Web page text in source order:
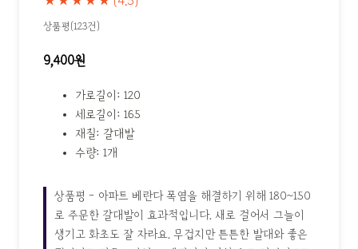
상품평(123건)
9,400원
가로길이: 120
세로길이: 165
재질: 갈대발
수량: 1개
상품평 - 아파트 베란다 폭염을 해결하기 위해 180~150
로 주문한 갈대발이 효과적입니다. 새로 걸어서 그늘이
생기고 화초도 잘 자라요. 무겁지만 튼튼한 발대와 좋은